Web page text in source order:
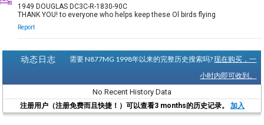
1949 DOUGLAS DC3C-R-1830-90C
THANK YOU! to everyone who helps keep these Ol birds flying
Report
动态日志 需要 N877MG 1998年以来的完整历史搜索吗?现在购买，一
小时内即可收到。
No Recent History Data
注册用户（注册免费而且快捷！）可以查看3 months的历史记录。 加入